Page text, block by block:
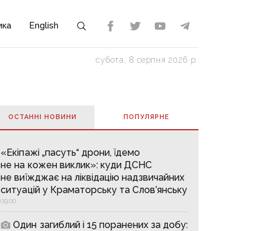
English
субота, 8 серпня 2026 р.
ОСТАННІ НОВИНИ ПОПУЛЯРНE
«Екіпажі „пасуть“ дрони, їдемо
не на кожен виклик»: куди ДСНС
не виїжджає на ліквідацію надзвичайних
ситуацій у Краматорську та Слов’янську
09:00
Один загиблий і 15 поранених за добу: